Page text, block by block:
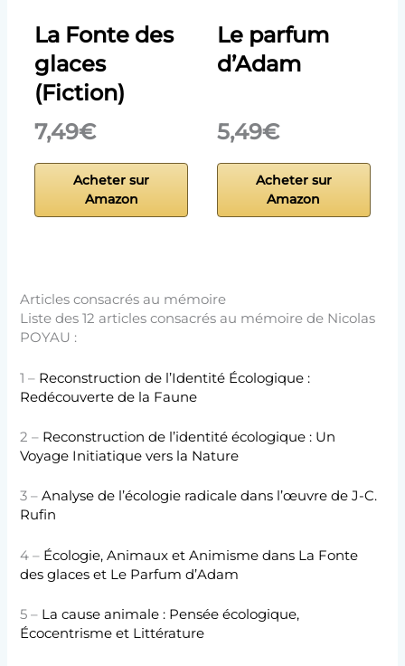
La Fonte des
glaces
(Fiction)
7,49€
Acheter sur
Amazon
Le parfum
d’Adam
5,49€
Acheter sur
Amazon
Articles consacrés au mémoire
Liste des 12 articles consacrés au mémoire de Nicolas
POYAU :
1 – Reconstruction de l’Identité Écologique :
Redécouverte de la Faune
2 – Reconstruction de l’identité écologique : Un
Voyage Initiatique vers la Nature
3 –Analyse de l’écologie radicale dans l’œuvre de J-C.
Rufin
4 – Écologie, Animaux et Animisme dans La Fonte
des glaces et Le Parfum d’Adam
5 – La cause animale : Pensée écologique,
Écocentrisme et Littérature